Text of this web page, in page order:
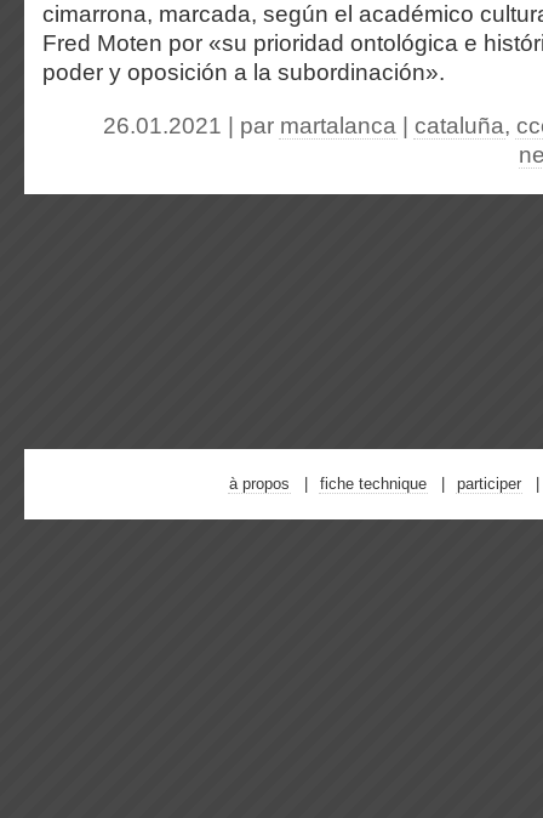
cimarrona, marcada, según el académico
Fred Moten por «su prioridad ontológica e
poder y oposición a la subordinación».
26.01.2021 | par martalanca cataluña,
à propos fiche technique participer